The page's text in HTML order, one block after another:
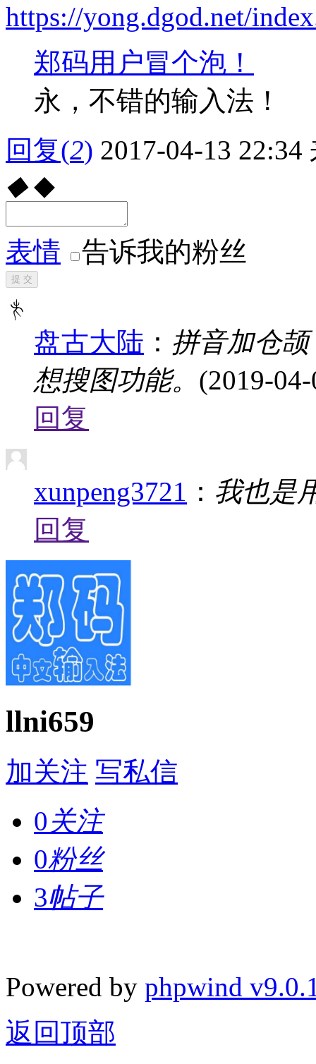
https://yong.dgod.net/
郑码用户冒个泡！
永，不错的输入法！
回复(2) 2017-04-13 22:34
◆ ◆
表情 告诉我的粉丝
提 交
盘古大陆 ： 拼音加仓
想搜图功能。 (2019-
回复
xunpeng3721 ： 我也是
回复
llni659
加关注 写私信
0关注
0粉丝
3帖子
Powered by phpwind
返回顶部